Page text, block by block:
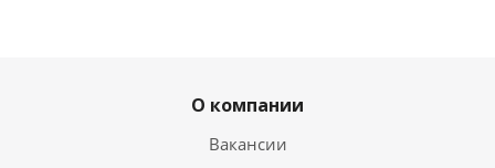
О компании
Вакансии